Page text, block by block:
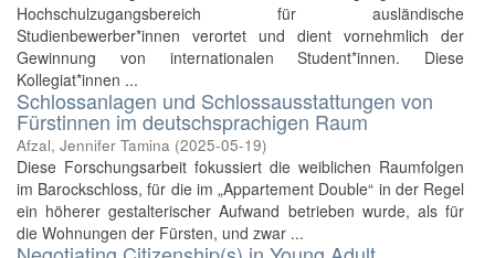
Hochschulzugangsbereich für ausländische
Studienbewerber*innen verortet und dient vornehmlich der
Gewinnung von internationalen Student*innen. Diese
Kollegiat*innen ...
Schlossanlagen und Schlossausstattungen von
Fürstinnen im deutschsprachigen Raum
Afzal, Jennifer Tamina (2025-05-19)
Diese Forschungsarbeit fokussiert die weiblichen Raumfolgen
im Barockschloss, für die im „Appartement Double“ in der Regel
ein höherer gestalterischer Aufwand betrieben wurde, als für
die Wohnungen der Fürsten, und zwar ...